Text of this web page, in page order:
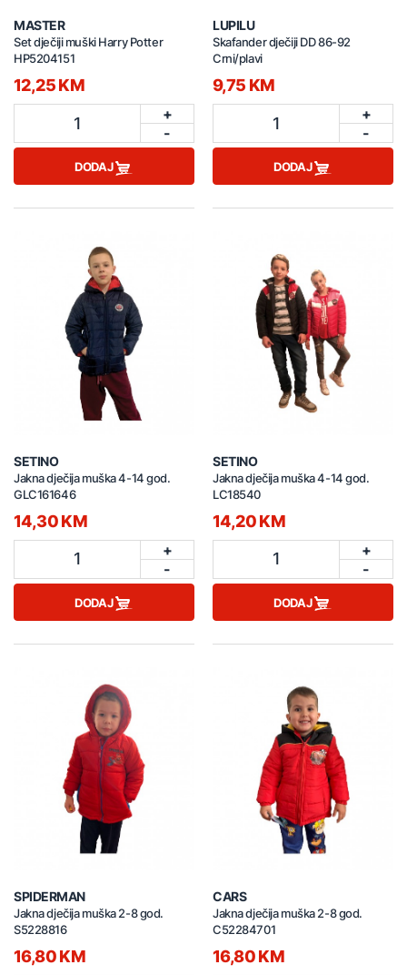
MASTER
Set dječiji muški Harry Potter
HP5204151
12,25 KM
1
+
-
DODAJ
LUPILU
Skafander dječiji DD 86-92
Crni/plavi
9,75 KM
1
+
-
DODAJ
SETINO
Jakna dječija muška 4-14 god.
GLC161646
14,30 KM
1
+
-
DODAJ
SETINO
Jakna dječija muška 4-14 god.
LC18540
14,20 KM
1
+
-
DODAJ
SPIDERMAN
Jakna dječija muška 2-8 god.
S5228816
16,80 KM
CARS
Jakna dječija muška 2-8 god.
C52284701
16,80 KM